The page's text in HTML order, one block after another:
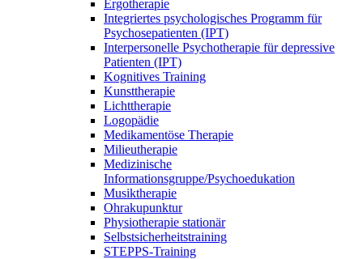
Ergotherapie
Integriertes psychologisches Programm für
Psychosepatienten (IPT)
Interpersonelle Psychotherapie für depressive
Patienten (IPT)
Kognitives Training
Kunsttherapie
Lichttherapie
Logopädie
Medikamentöse Therapie
Milieutherapie
Medizinische
Informationsgruppe/Psychoedukation
Musiktherapie
Ohrakupunktur
Physiotherapie stationär
Selbstsicherheitstraining
STEPPS-Training